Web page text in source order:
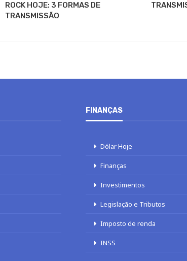
ROCK HOJE: 3 FORMAS DE
TRANSMISSÃO
FINANÇAS
Dólar Hoje
Finanças
Investimentos
Legislação e Tributos
Imposto de renda
INSS